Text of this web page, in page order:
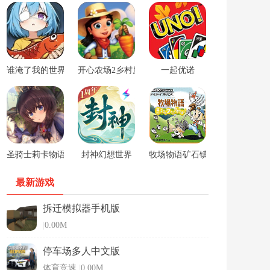
谁淹了我的世界游戏开心农场2乡村度假中文版一起优诺
圣骑士莉卡物语安卓手游封神幻想世界 牧场物语矿石镇的伙伴们男孩版
最新游戏
拆迁模拟器手机版
0.00M
停车场多人中文版
体育竞速 0.00M